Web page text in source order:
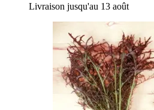
Livraison jusqu'au 13 août